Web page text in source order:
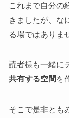
これまで自分の
きましたが、な
る場ではありま
読者様も一緒に
共有する空間 を
そこで是非とも